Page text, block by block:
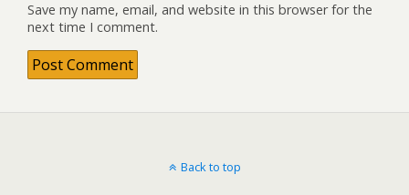
Save my name, email, and website in this browser for the
next time I comment.
Back to top